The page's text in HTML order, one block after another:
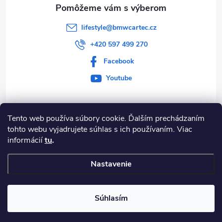
Tento web používa súbory cookie. Ďalším prechádzaním
tohto webu vyjadrujete súhlas s ich používaním. Viac
informáciítu.
Nastavenie
Súhlasím
p
i
s
Informace pro vás
lifestyle@bmwcartec.cz
+420 597 499 270
Facebook
Youtube
Copyright 2026BMW Lifestyle. Všetky práva vyhradené.